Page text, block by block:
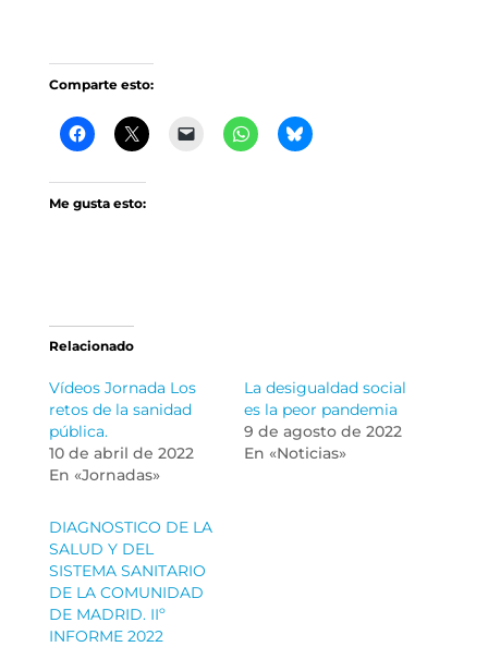
Comparte esto:
Me gusta esto:
Relacionado
Vídeos Jornada Los
retos de la sanidad
pública.
10 de abril de 2022
En «Jornadas»
La desigualdad social
es la peor pandemia
9 de agosto de 2022
En «Noticias»
DIAGNOSTICO DE LA
SALUD Y DEL
SISTEMA SANITARIO
DE LA COMUNIDAD
DE MADRID. IIº
INFORME 2022